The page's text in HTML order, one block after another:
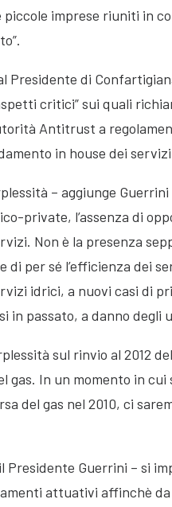
imprese riuniti in
Presidente di
critici” sui quali
Antitrust a
in house dei
– aggiunge
private, l’assenza di
Non è la presenza
per sé l’efficienza dei
idrici, a nuovi casi di
in passato, a danno degli
sul rinvio al 2012
gas. In un momento in
del gas nel 2010, ci
Presidente Guerrini – si
attuativi affinchè